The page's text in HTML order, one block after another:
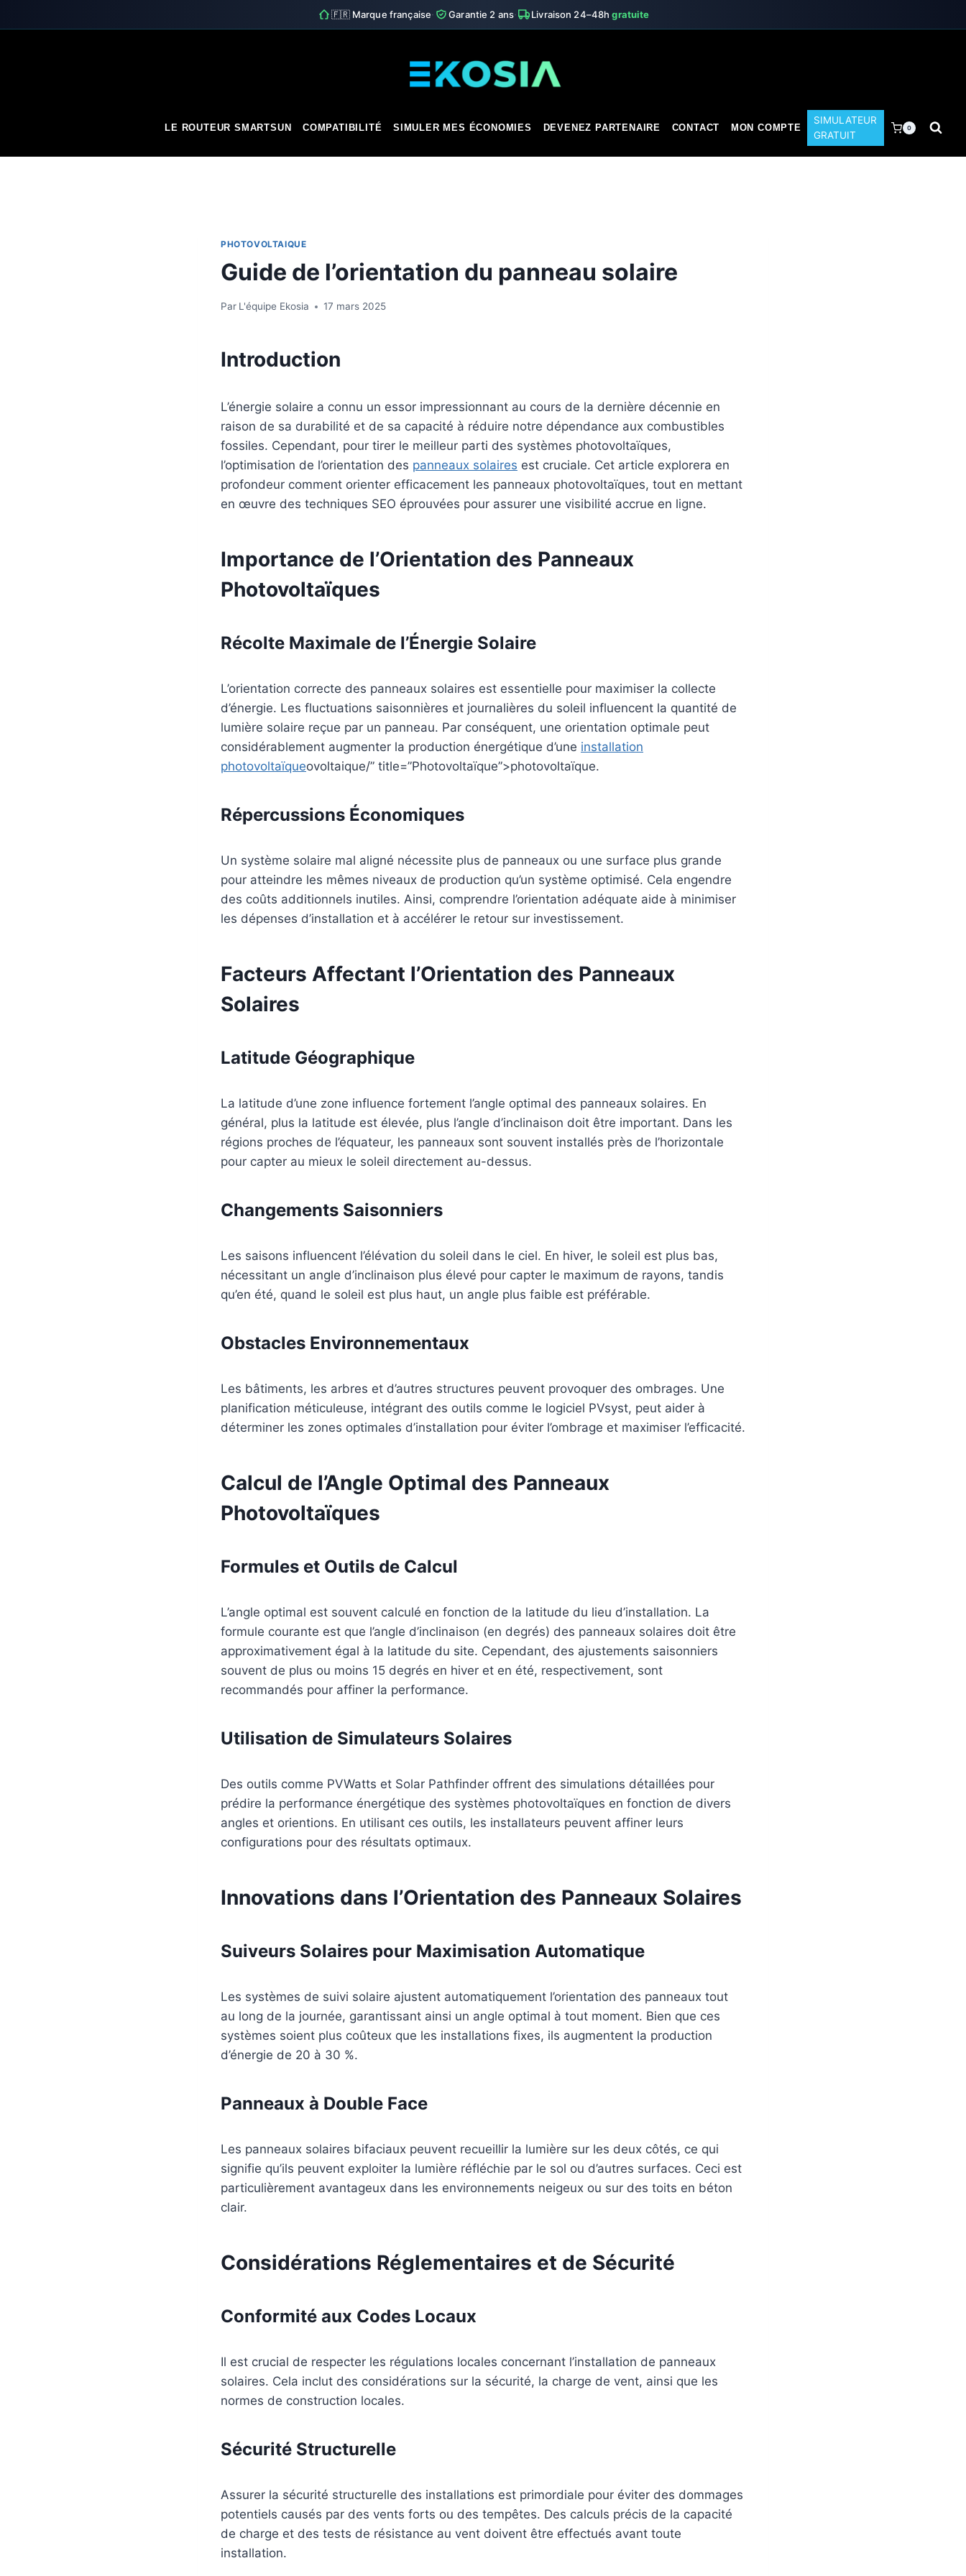
🇫🇷 Marque française· Garantie 2 ans· Livraison 24–48hgratuite
LE ROUTEUR SMARTSUN COMPATIBILITÉ SIMULER MES ÉCONOMIES DEVENEZ PARTENAIRE CONTACT MON COMPTE
SIMULATEUR
GRATUIT
0
PHOTOVOLTAIQUE
Guide de l’orientation du panneau solaire
Par L'équipe Ekosia 17 mars 2025
Introduction
L’énergie solaire a connu un essor impressionnant au cours de la dernière décennie en
raison de sa durabilité et de sa capacité à réduire notre dépendance aux combustibles
fossiles. Cependant, pour tirer le meilleur parti des systèmes photovoltaïques,
l’optimisation de l’orientation des panneaux solaires est cruciale. Cet article explorera en
profondeur comment orienter efficacement les panneaux photovoltaïques, tout en mettant
en œuvre des techniques SEO éprouvées pour assurer une visibilité accrue en ligne.
Importance de l’Orientation des Panneaux
Photovoltaïques
Récolte Maximale de l’Énergie Solaire
L’orientation correcte des panneaux solaires est essentielle pour maximiser la collecte
d’énergie. Les fluctuations saisonnières et journalières du soleil influencent la quantité de
lumière solaire reçue par un panneau. Par conséquent, une orientation optimale peut
considérablement augmenter la production énergétique d’une installation
photovoltaïqueovoltaique/” title=”Photovoltaïque”>photovoltaïque.
Répercussions Économiques
Un système solaire mal aligné nécessite plus de panneaux ou une surface plus grande
pour atteindre les mêmes niveaux de production qu’un système optimisé. Cela engendre
des coûts additionnels inutiles. Ainsi, comprendre l’orientation adéquate aide à minimiser
les dépenses d’installation et à accélérer le retour sur investissement.
Facteurs Affectant l’Orientation des Panneaux
Solaires
Latitude Géographique
La latitude d’une zone influence fortement l’angle optimal des panneaux solaires. En
général, plus la latitude est élevée, plus l’angle d’inclinaison doit être important. Dans les
régions proches de l’équateur, les panneaux sont souvent installés près de l’horizontale
pour capter au mieux le soleil directement au-dessus.
Changements Saisonniers
Les saisons influencent l’élévation du soleil dans le ciel. En hiver, le soleil est plus bas,
nécessitant un angle d’inclinaison plus élevé pour capter le maximum de rayons, tandis
qu’en été, quand le soleil est plus haut, un angle plus faible est préférable.
Obstacles Environnementaux
Les bâtiments, les arbres et d’autres structures peuvent provoquer des ombrages. Une
planification méticuleuse, intégrant des outils comme le logiciel PVsyst, peut aider à
déterminer les zones optimales d’installation pour éviter l’ombrage et maximiser l’efficacité.
Calcul de l’Angle Optimal des Panneaux
Photovoltaïques
Formules et Outils de Calcul
L’angle optimal est souvent calculé en fonction de la latitude du lieu d’installation. La
formule courante est que l’angle d’inclinaison (en degrés) des panneaux solaires doit être
approximativement égal à la latitude du site. Cependant, des ajustements saisonniers
souvent de plus ou moins 15 degrés en hiver et en été, respectivement, sont
recommandés pour affiner la performance.
Utilisation de Simulateurs Solaires
Des outils comme PVWatts et Solar Pathfinder offrent des simulations détaillées pour
prédire la performance énergétique des systèmes photovoltaïques en fonction de divers
angles et orientions. En utilisant ces outils, les installateurs peuvent affiner leurs
configurations pour des résultats optimaux.
Innovations dans l’Orientation des Panneaux Solaires
Suiveurs Solaires pour Maximisation Automatique
Les systèmes de suivi solaire ajustent automatiquement l’orientation des panneaux tout
au long de la journée, garantissant ainsi un angle optimal à tout moment. Bien que ces
systèmes soient plus coûteux que les installations fixes, ils augmentent la production
d’énergie de 20 à 30 %.
Panneaux à Double Face
Les panneaux solaires bifaciaux peuvent recueillir la lumière sur les deux côtés, ce qui
signifie qu’ils peuvent exploiter la lumière réfléchie par le sol ou d’autres surfaces. Ceci est
particulièrement avantageux dans les environnements neigeux ou sur des toits en béton
clair.
Considérations Réglementaires et de Sécurité
Conformité aux Codes Locaux
Il est crucial de respecter les régulations locales concernant l’installation de panneaux
solaires. Cela inclut des considérations sur la sécurité, la charge de vent, ainsi que les
normes de construction locales.
Sécurité Structurelle
Assurer la sécurité structurelle des installations est primordiale pour éviter des dommages
potentiels causés par des vents forts ou des tempêtes. Des calculs précis de la capacité
de charge et des tests de résistance au vent doivent être effectués avant toute
installation.